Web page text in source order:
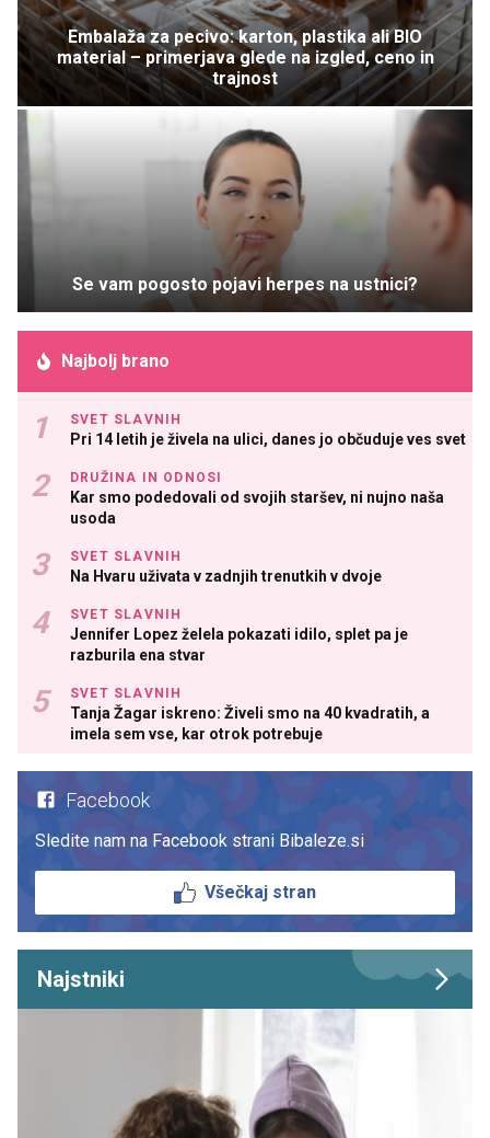
Embalaža za pecivo: karton, plastika ali BIO
material – primerjava glede na izgled, ceno in
trajnost
Se vam pogosto pojavi herpes na ustnici?
Najbolj brano
SVET SLAVNIH
Pri 14 letih je živela na ulici, danes jo občuduje ves svet
DRUŽINA IN ODNOSI
Kar smo podedovali od svojih staršev, ni nujno naša
usoda
SVET SLAVNIH
Na Hvaru uživata v zadnjih trenutkih v dvoje
SVET SLAVNIH
Jennifer Lopez želela pokazati idilo, splet pa je
razburila ena stvar
SVET SLAVNIH
Tanja Žagar iskreno: Živeli smo na 40 kvadratih, a
imela sem vse, kar otrok potrebuje
Facebook
Sledite nam na Facebook strani Bibaleze.si
Všečkaj stran
Najstniki